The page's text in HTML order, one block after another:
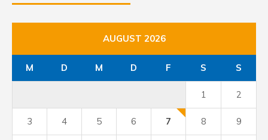
AUGUST 2026
M D M D F S S
1 2
3 4 5 6 7 8 9